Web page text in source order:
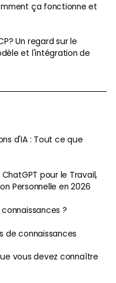
ça fonctionne et
Un regard sur le
et l'intégration de
d'IA : Tout ce que
pour le Travail,
Personnelle en 2026
?
de connaissances
vous devez connaître